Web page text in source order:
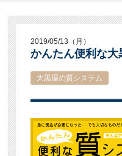
2019/05/13（月）
かんたん便利な
大黒屋の質システム